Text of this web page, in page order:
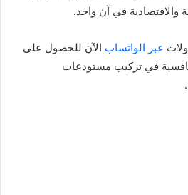
والاقتصادية في آن واحد.
عبر الواتساب الآن للحصول على
في تركيب مستودعات